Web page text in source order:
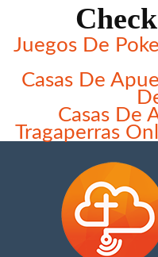
Juegos De
Casas De
Casas De
Tragaperras